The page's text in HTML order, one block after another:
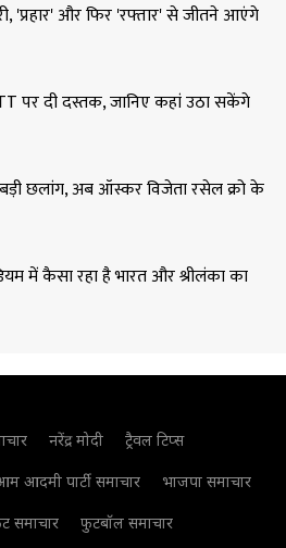
'प्रहार' और फिर 'रफ्तार' से जीतने आएंगे
पर दी दस्तक, जानिए कहां उठा सकेंगे
बड़ी छलांग, अब ऑस्कर विजेता रसेल क्रो के
में कैसा रहा है भारत और श्रीलंका का
नरेंद्र मोदी
ट्रैवल टिप्स
आदमी पार्टी समाचार
भाजपा समाचार
समाचार फुटबॉल समाचार